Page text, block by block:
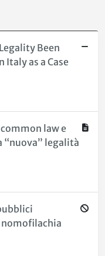
Been
as a Case
law e
“nuova” legalità
nomofilachia